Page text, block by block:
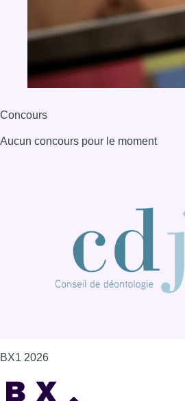
Consulter page Instagram